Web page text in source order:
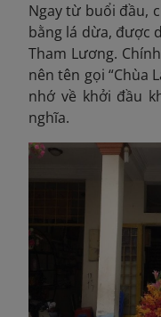
Ngay từ buổi đầu,
bằng lá dừa, được
Tham Lương.
nên tên gọi “Chùa
nhớ về khởi đầu
nghĩa.